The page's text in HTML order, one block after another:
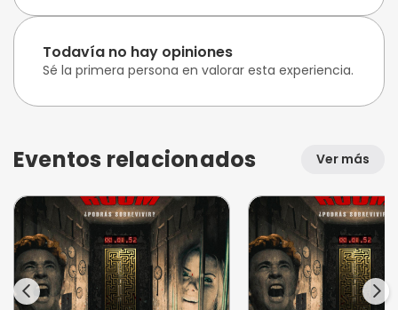
Todavía no hay opiniones
Sé la primera persona en valorar esta experiencia.
Eventos relacionados Ver más